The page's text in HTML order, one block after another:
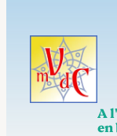
A
en